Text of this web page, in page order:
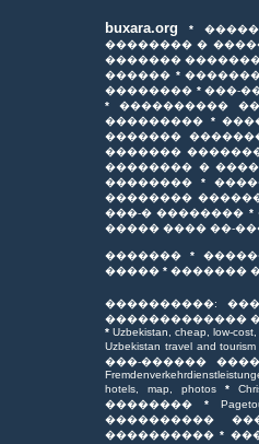
buxara.org *
�������� �
�������
������ *
�������� *���-
*����������
���������
*
�������
�������
�������� �
��������
*
��������
���-� �������� *
����� ���� ��-
������� *
����� * �������
����������:
�������������
*Uzbekistan, cheap, low-
Uzbekistan travel and
���-������
hotels, map, photos *
�������� *
����������
���������� *